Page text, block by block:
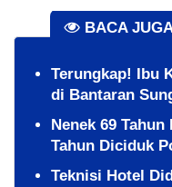
BACA
Terungkap! Ibu
di Bantaran
Nenek 69
Tahun Diciduk
Teknisi Hotel